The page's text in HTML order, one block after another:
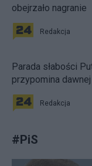
obejrzało nagranie
Redakcja
Parada słabości
przypomina
Redakcja
#PiS